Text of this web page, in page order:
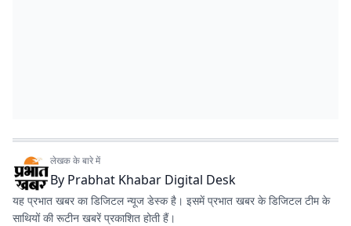
लेखक के बारे में
By Prabhat Khabar Digital Desk
यह प्रभात खबर का डिजिटल न्यूज डेस्क है। इसमें प्रभात खबर के डिजिटल टीम के
साथियों की रूटीन खबरें प्रकाशित होती हैं।